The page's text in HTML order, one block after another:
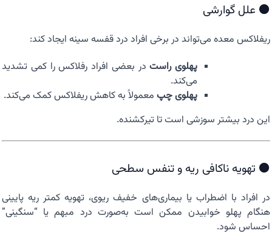
⚫ علل گوارشی
ریفلاکس معده می‌تواند در برخی افراد درد قفسه سینه ایجاد کند:
پهلوی راستدر بعضی افراد رفلاکس را کمی تشدید
می‌کند.
پهلوی چپ معمولاً به کاهش ریفلاکس کمک می‌کند.
این درد بیشتر سوزشی است تا تیرکشنده.
⚫ تهویه ناکافی ریه و تنفس سطحی
در افراد با اضطراب یا بیماری‌های خفیف ریوی، تهویه کمتر ریه پایینی
هنگام پهلو خوابیدن ممکن است به‌‌صورت درد مبهم یا “سنگینی”
احساس شود.